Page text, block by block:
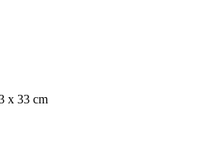
x 33 cm